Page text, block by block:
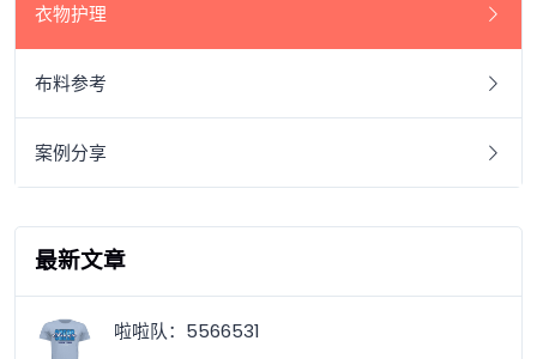
衣物护理
布料参考
案例分享
最新文章
啦啦队：5566531